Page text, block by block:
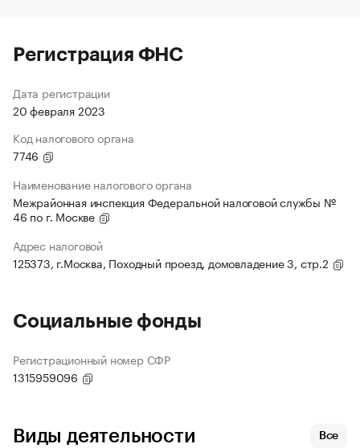
Регистрация ФНС
Дата регистрации
20 февраля 2023
Код налогового органа
7746
Наименование налогового органа
Межрайонная инспекция Федеральной налоговой службы №
46 по г. Москве
Адрес налоговой
125373, г.Москва, Походный проезд, домовладение 3, стр.2
Социальные фонды
Регистрационный номер СФР
1315959096
Виды деятельности Все